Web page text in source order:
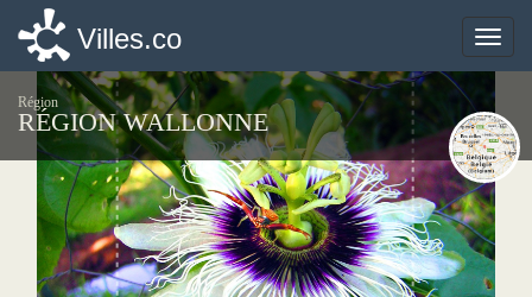
Toggle
Villes.co
Région
RÉGION WALLONNE
Toggle
Villes.co